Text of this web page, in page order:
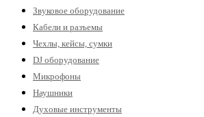
Звуковое оборудование
Кабели и разъемы
Чехлы, кейсы, сумки
DJ оборудование
Микрофоны
Наушники
Духовые инструменты